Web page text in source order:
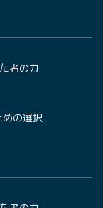
者の力」
の選択